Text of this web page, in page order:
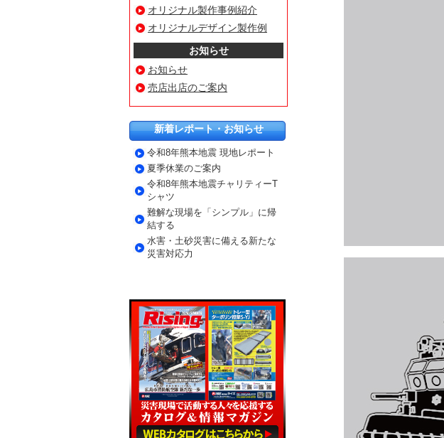
オリジナル製作事例紹介
オリジナルデザイン製作例
お知らせ
お知らせ
売店出店のご案内
新着レポート・お知らせ
令和8年熊本地震 現地レポート
夏季休業のご案内
令和8年熊本地震チャリティーT
シャツ
難解な現場を「シンプル」に帰
結する
水害・土砂災害に備える新たな
災害対応力